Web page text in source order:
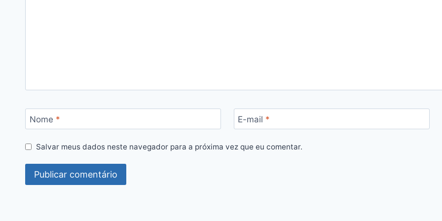
Nome * E-mail *
Salvar meus dados neste navegador para a próxima vez que eu comentar.